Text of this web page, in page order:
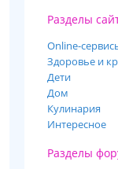
Разделы
Online-
Здоровье и
Дети
Дом
Кулинария
Интересное
Разделы